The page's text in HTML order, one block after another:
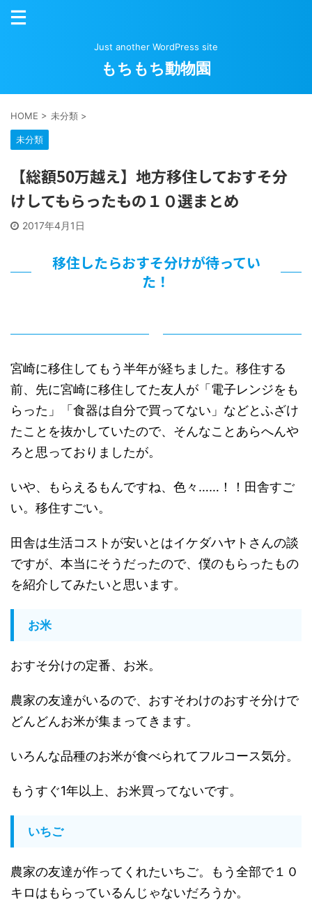
Just another WordPress site
もちもち動物園
HOME > 未分類 >
未分類
【総額50万越え】地方移住しておすそ分
けしてもらったもの１０選まとめ
2017年4月1日
移住したらおすそ分けが待ってい
た！
宮崎に移住してもう半年が経ちました。移住する
前、先に宮崎に移住してた友人が「電子レンジをも
らった」「食器は自分で買ってない」などとふざけ
たことを抜かしていたので、そんなことあらへんや
ろと思っておりましたが。
いや、もらえるもんですね、色々……！！田舎すご
い。移住すごい。
田舎は生活コストが安いとはイケダハヤトさんの談
ですが、本当にそうだったので、僕のもらったもの
を紹介してみたいと思います。
お米
おすそ分けの定番、お米。
農家の友達がいるので、おすそわけのおすそ分けで
どんどんお米が集まってきます。
いろんな品種のお米が食べられてフルコース気分。
もうすぐ1年以上、お米買ってないです。
いちご
農家の友達が作ってくれたいちご。もう全部で１０
キロはもらっているんじゃないだろうか。